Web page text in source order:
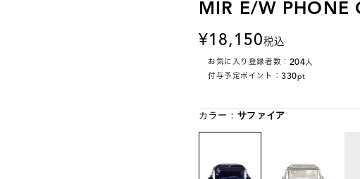
MIR E/W PHONE
18,150税込
お気に入り登録者数： 204人
付与予定ポイント：330pt
カラー： サファイア